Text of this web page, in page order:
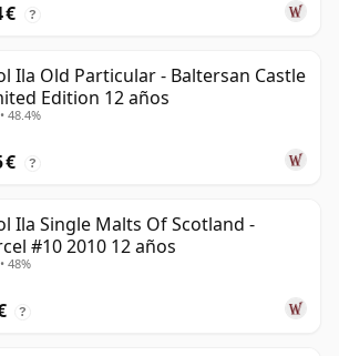
€ ?
Ila Old Particular - Baltersan Castle
Edition 12 años
48.4%
€ ?
Ila Single Malts Of Scotland -
#10 2010 12 años
48%
?